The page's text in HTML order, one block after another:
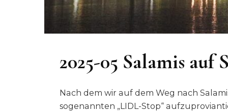
2025-05 Salamis auf
Nach dem wir auf dem Weg nach
sogenannten „LIDL-Stop“